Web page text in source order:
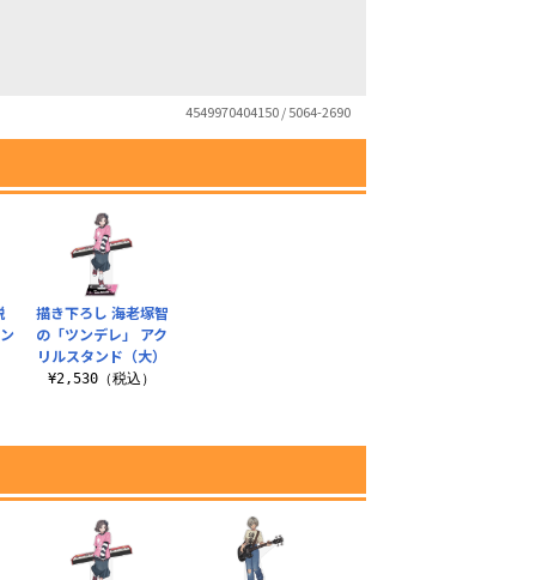
4549970404150 / 5064-2690
描き下ろし 海老塚智
の「ツンデレ」 アク
リルスタンド（大）
¥2,530（税込）